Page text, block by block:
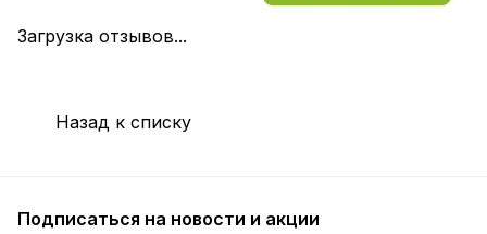
Загрузка отзывов...
Назад к списку
Подписаться на новости и акции